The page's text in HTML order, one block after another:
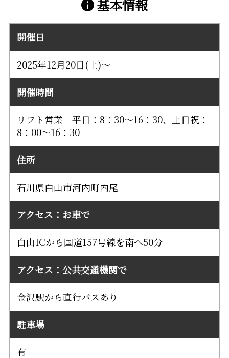
基本情報
開催日
2025年12月20日(土)～
開催時間
リフト営業 平日：8：30～16：30、土日祝：
8：00～16：30
住所
石川県白山市河内町内尾
アクセス：お車で
白山ICから国道157号線を南へ50分
アクセス：公共交通機関で
金沢駅から直行バスあり
駐車場
有